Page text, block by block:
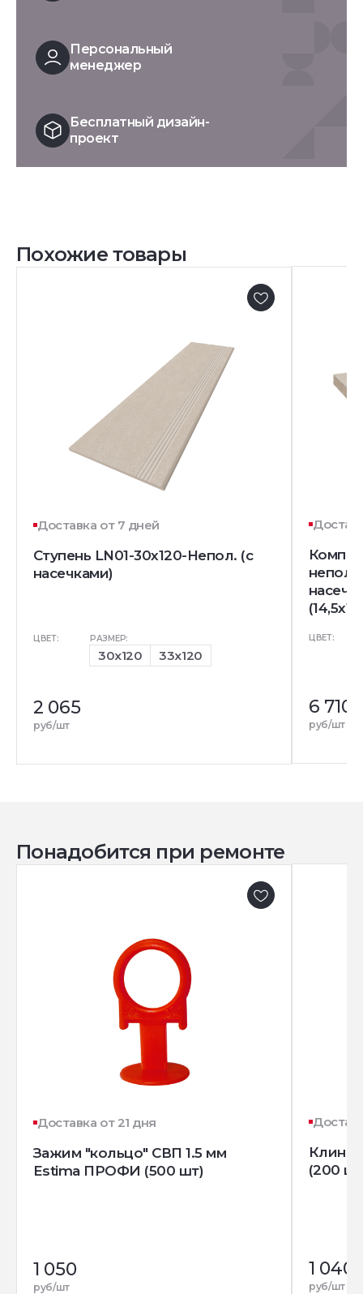
Персональный
менеджер
Бесплатный дизайн-
проект
Похожие товары
Доставка от 7 дней
Ступень LN01-30x120-Непол. (с
насечками)
ЦВЕТ: РАЗМЕР:
30x120 33x120
2 065
руб/шт
непол.
ЦВЕТ:
6 710
руб/шт
Понадобится при ремонте
Доставка от 21 дня
Зажим "кольцо" СВП 1.5 мм
Estima ПРОФИ (500 шт)
1 050
руб/шт
Клин
(200
1 040
руб/шт